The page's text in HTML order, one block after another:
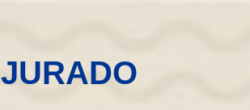
JURADO